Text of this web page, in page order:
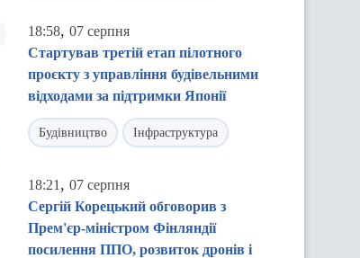
18:58, 07 серпня
Стартував третій етап пілотного
проєкту з управління будівельними
відходами за підтримки Японії
Будівництво Інфраструктура
18:21 , 07 серпня
Сергій Корецький обговорив з
Прем'єр-міністром Фінляндії
посилення ППО, розвиток дронів і